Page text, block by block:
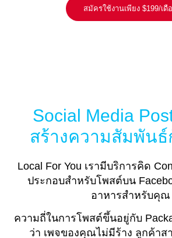
สมัครใช้งานเพียง $199/เดื
Social Media
สร้างความสัมพัน
Local For You เรามีบริการคิด
ประกอบสำหรับโพสต์บน
อาหารสำหรับคุณ
ความถี่ในการโพสต์ขึ้นอยู่กับ
ว่า เพจของคุณไม่มีร้าง ลูกค้าส